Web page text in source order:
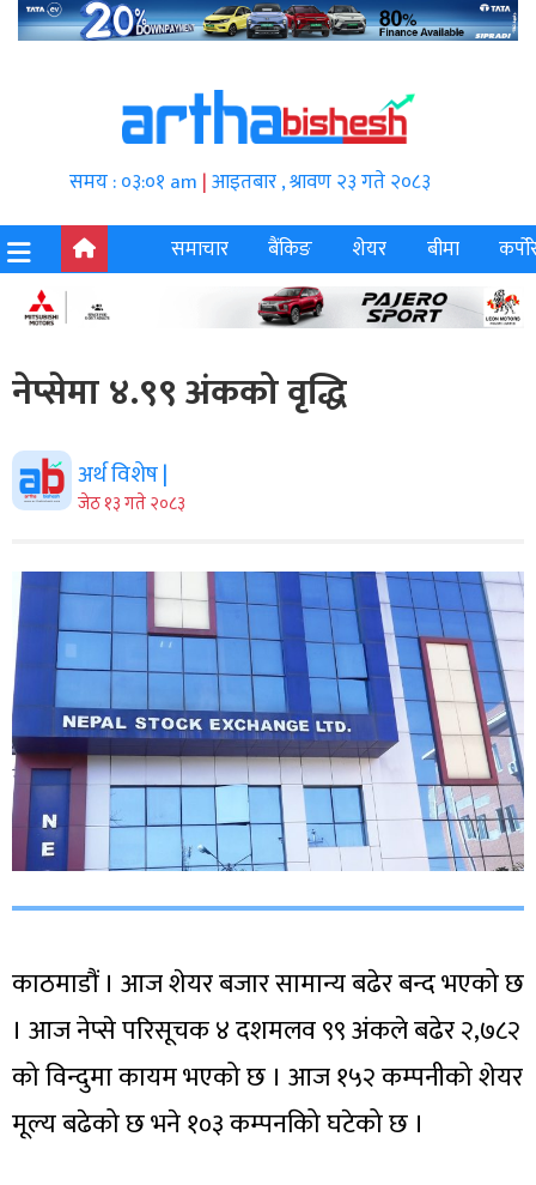
समय : ०३:०१ am |आइतबार , श्रावण २३ गते २०८३
समाचार
बैंकिङ शेयर बीमा
नेप्सेमा ४.९९ अंकको वृद्धि
अर्थ विशेष |
जेठ १३ गते २०८३
काठमाडौं । आज शेयर बजार सामान्य बढेर बन्द भएको छ
। आज नेप्से परिसूचक ४ दशमलव ९९ अंकले बढेर २,७८२
को विन्दुमा कायम भएको छ । आज १५२ कम्पनीको शेयर
मूल्य बढेको छ भने १०३ कम्पनकिो घटेको छ ।